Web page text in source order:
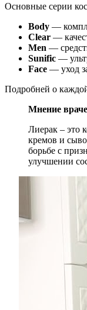
Основные серии
Body —
Clear —
Men —
Sunific —
Face — уход
Подробней о
Мнение
Лиерак – это
кремов и
борьбе с
улучшении